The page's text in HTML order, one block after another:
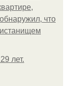
что
лет.